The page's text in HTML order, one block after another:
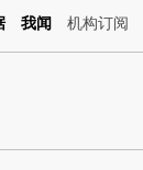
段话：本文由第三
我闻 机构订阅